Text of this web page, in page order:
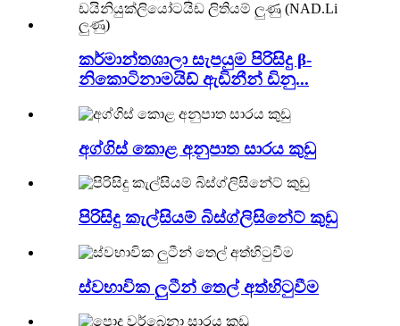
කර්මාන්තශාලා සැපයුම පිරිසිදු β-
නිකොටිනාමයිඩ් ඇඩිනීන් ඩිනු...
අග්ගිස් කොළ අනුපාත සාරය කුඩු
පිරිසිදු කැල්සියම් බිස්ග්ලිසිනේට් කුඩු
ස්වභාවික ලුටීන් තෙල් අත්හිටුවීම